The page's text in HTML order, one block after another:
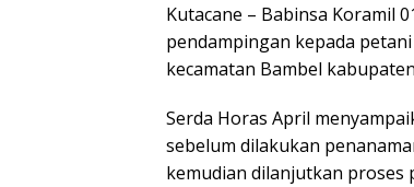
Kutacane – Babinsa Koramil
pendampingan kepada
kecamatan Bambel
Serda Horas April
sebelum dilakukan
kemudian dilanjutkan